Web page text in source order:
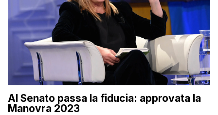
Al Senato passa la fiducia: approvata la
Manovra 2023